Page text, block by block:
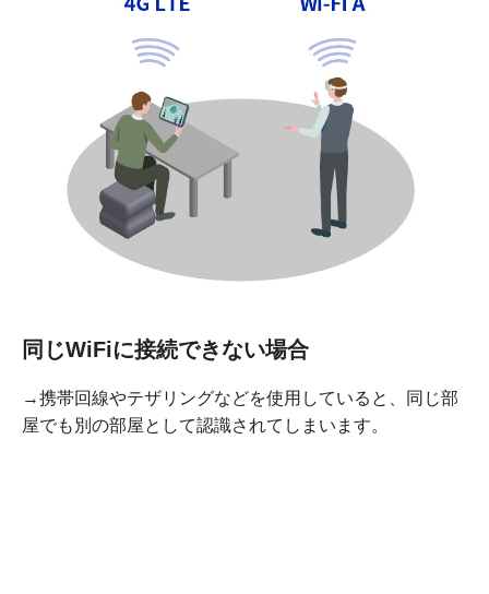
同じWiFiに接続できない場合
→携帯回線やテザリングなどを使用していると、同じ部
屋でも別の部屋として認識されてしまいます。